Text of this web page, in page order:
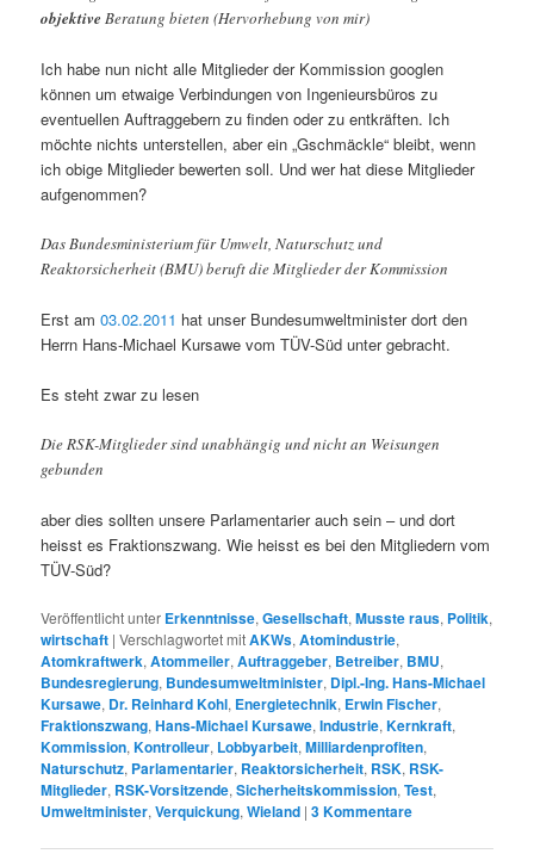
objektive Beratung bieten (Hervorhebung von mir)
Ich habe nun nicht alle Mitglieder der Kommission googlen
können um etwaige Verbindungen von Ingenieursbüros zu
eventuellen Auftraggebern zu finden oder zu entkräften. Ich
möchte nichts unterstellen, aber ein „Gschmäckle“ bleibt, wenn
ich obige Mitglieder bewerten soll. Und wer hat diese Mitglieder
aufgenommen?
Das Bundesministerium für Umwelt, Naturschutz und
Reaktorsicherheit (BMU) beruft die Mitglieder der Kommission
Erst am03.02.2011 hat unser Bundesumweltminister dort den
Herrn Hans-Michael Kursawe vom TÜV-Süd unter gebracht.
Es steht zwar zu lesen
Die RSK-Mitglieder sind unabhängig und nicht an Weisungen
gebunden
aber dies sollten unsere Parlamentarier auch sein – und dort
heisst es Fraktionszwang. Wie heisst es bei den Mitgliedern vom
TÜV-Süd?
Veröffentlicht unter Erkenntnisse,Gesellschaft,Musste raus, Politik,
wirtschaft |Verschlagwortet mitAKWs,Atomindustrie,
Atomkraftwerk,Atommeiler,Auftraggeber, Betreiber, BMU,
Bundesregierung, Bundesumweltminister, Dipl.-Ing. Hans-Michael
Kursawe, Dr. Reinhard Kohl, Energietechnik, Erwin Fischer,
Fraktionszwang,Hans-Michael Kursawe,Industrie,Kernkraft,
Kommission,Kontrolleur, Lobbyarbeit,Milliardenprofiten,
Naturschutz, Parlamentarier, Reaktorsicherheit, RSK, RSK-
Mitglieder, RSK-Vorsitzende,Sicherheitskommission,Test,
Umweltminister,Verquickung,Wieland |3Kommentare